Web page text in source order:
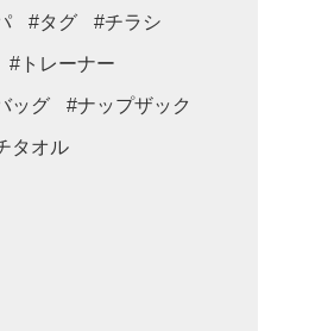
#タグ #チラシ
#トレーナー
ッグ #ナップザック
タオル